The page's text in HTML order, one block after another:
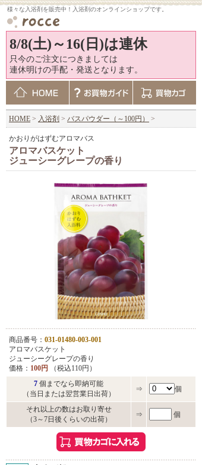
様々な入浴剤を販売中！入浴剤のオンラインショップです。
8/8(土)～16(日)は連休
只今のご注文につきましては
連休明けの手配・発送となります。
HOME > 入浴剤 > バスパウダー（～100円） >
かおりがはずむアロマバス
アロマバスケット
ジューシーグレープの香り
商品番号： 031-01480-003-001
アロマバスケット
ジューシーグレープの香り
価格： 100円
（税込110円）
7 個までなら即納可能
（当日または翌営業日出荷）
⇒ 個
それ以上の数はお取り寄せ
（3～7日後くらいの出荷）
⇒ 個